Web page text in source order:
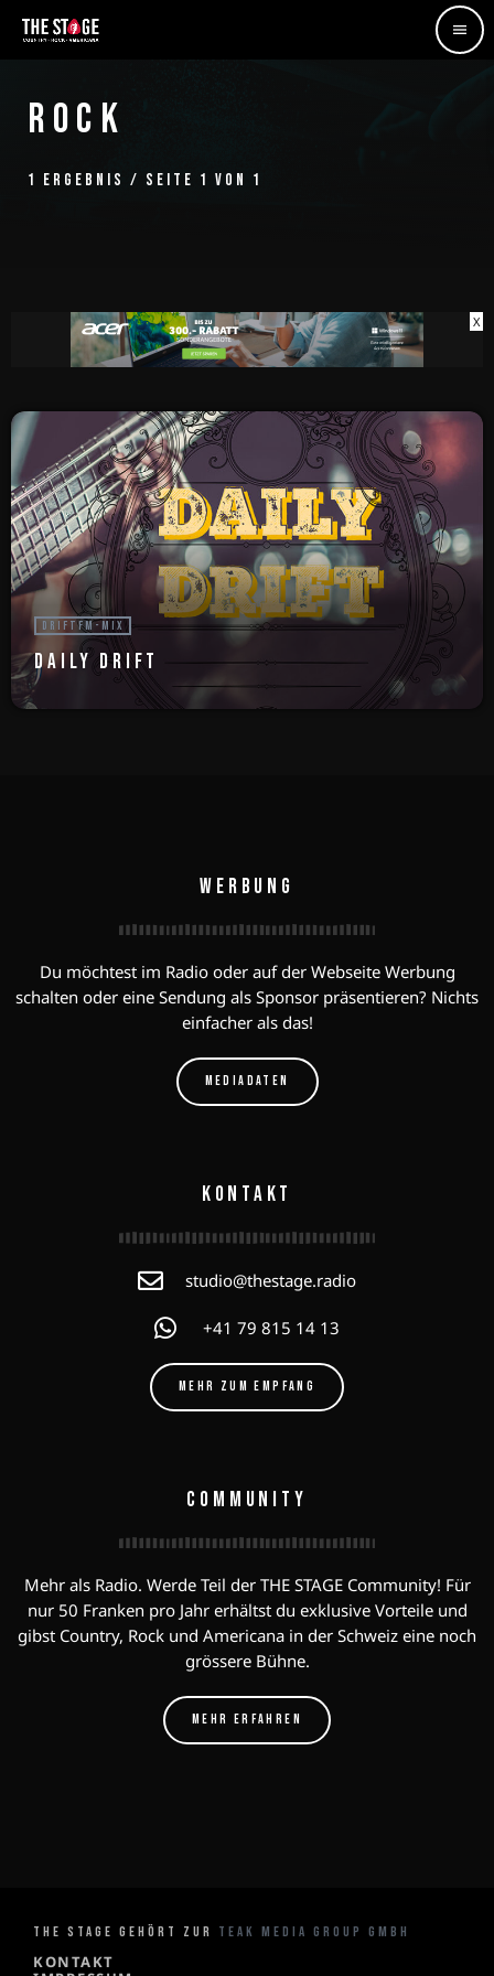
menu
ROCK
1 ERGEBNIS / SEITE 1 VON 1
X
DRIFTFM-MIX
DAILY DRIFT
WERBUNG
Du möchtest im Radio oder auf der Webseite Werbung
schalten oder eine Sendung als Sponsor präsentieren? Nichts
einfacher als das!
MEDIADATEN
KONTAKT
studio@thestage.radio
+41 79 815 14 13
MEHR ZUM EMPFANG
COMMUNITY
Mehr als Radio. Werde Teil der THE STAGE Community! Für
nur 50 Franken pro Jahr erhältst du exklusive Vorteile und
gibst Country, Rock und Americana in der Schweiz eine noch
grössere Bühne.
MEHR ERFAHREN
THE STAGE GEHÖRT ZUR TEAK MEDIA GROUP GMBH
KONTAKT